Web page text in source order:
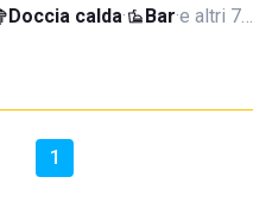
Doccia calda· Bar·e altri 7…
1